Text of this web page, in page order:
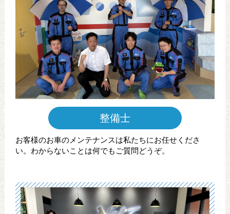
整備士
お客様のお車のメンテナンスは私たちにお任せくださ
い。わからないことは何でもご質問どうぞ。